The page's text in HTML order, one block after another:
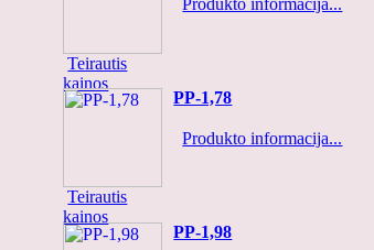
Teirautis
kainos
Produkto informacija...
Teirautis
kainos
PP-1,78
Produkto informacija...
PP-1,98